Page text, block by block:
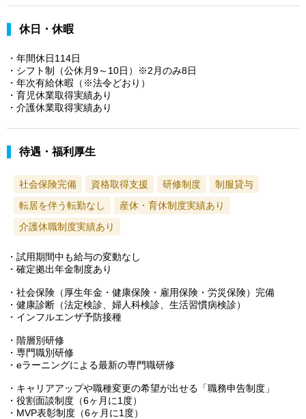
休日・休暇
・年間休日114日
・シフト制（公休月9～10日）※2月のみ8日
・年次有給休暇（※法令どおり）
・育児休業取得実績あり
・介護休業取得実績あり
待遇・福利厚生
社会保険完備 資格取得支援 研修制度
制服貸与
転居を伴う転勤なし
産休・育休制度実績あり
介護休職制度実績あり
・試用期間中も給与の変動なし
・確定拠出年金制度あり
・社会保険（厚生年金・健康保険・雇用保険・労災保険）完備
・健康診断（法定検診、婦人科検診、生活習慣病検診）
・インフルエンザ予防接種
・階層別研修
・専門職別研修
・eラーニングによる最新の専門職研修
・キャリアアップや職種変更の希望が出せる「職務申告制度」
・役割面談制度（6ヶ月に1度）
・MVP表彰制度（6ヶ月に1度）